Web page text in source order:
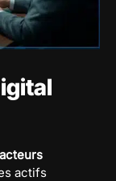
acteurs
actifs